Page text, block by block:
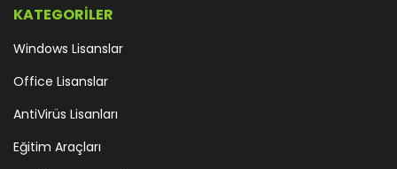
KATEGORİLER
Windows Lisanslar
Office Lisanslar
AntiVirüs Lisanları
Eğitim Araçları